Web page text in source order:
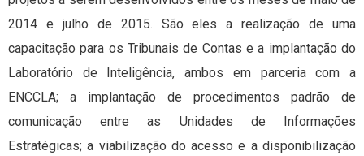
2014 e julho de 2015. São eles a realização de uma
capacitação para os Tribunais de Contas e a implantação do
Laboratório de Inteligência, ambos em parceria com a
ENCCLA; a implantação de procedimentos padrão de
comunicação entre as Unidades de Informações
Estratégicas; a viabilização do acesso e a disponibilização